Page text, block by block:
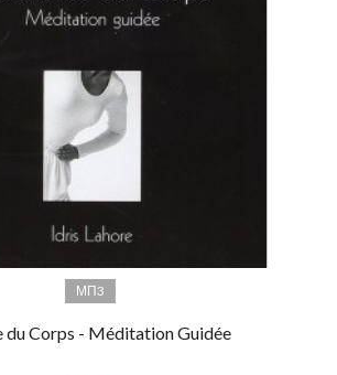
МП3
du Corps - Méditation Guidée